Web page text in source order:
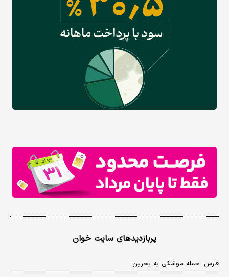
پربازدیدهای سایت خوان
فارس: حمله موشکی به بحرین